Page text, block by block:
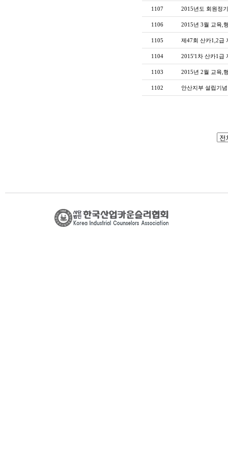
1107 2015년도 회원정
1106 2015년 3월 교육,
1105 제47회 산카1,2급
1104 2015'1차 산카1급
1103 2015년 2월 교육,
1102 안산지부 설립기